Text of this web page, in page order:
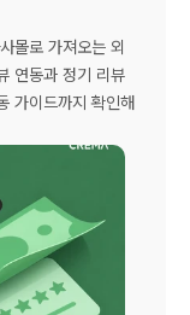
몰로 가져오는 외
연동과 정기 리뷰
가이드까지 확인해